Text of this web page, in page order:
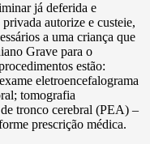
já deferida e
autorize e custeie,
a uma criança que
Grave para o
estão:
eletroencefalograma
tomografia
tronco cerebral (PEA) –
prescrição médica.